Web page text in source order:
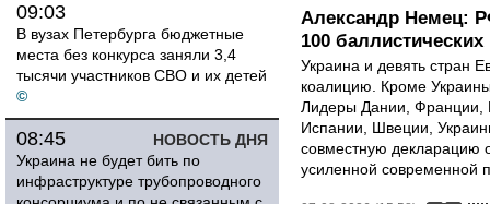
09:03
В вузах Петербурга бюджетные
места без конкурса заняли 3,4
тысячи участников СВО и их детей
©
НОВОСТЬ ДНЯ
08:45
Украина не будет бить по
инфраструктуре трубопроводного
Александр Немец:
100 баллистических
Украина и девять стран
коалицию. Кроме
Лидеры Дании, Франции,
Испании, Швеции,
совместную декларацию
усиленной современной